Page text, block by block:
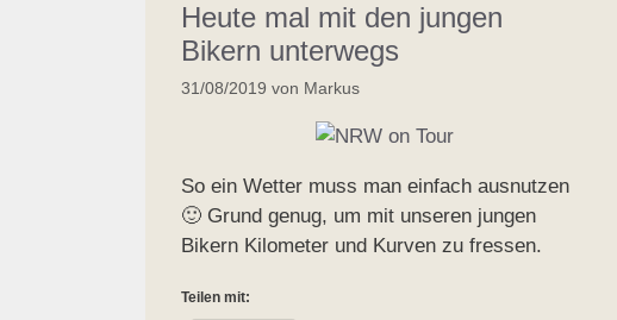
Heute mal mit den jungen
Bikern unterwegs
31/08/2019 von Markus
So ein Wetter muss man einfach ausnutzen
🙂 Grund genug, um mit unseren jungen
Bikern Kilometer und Kurven zu fressen.
Teilen mit: